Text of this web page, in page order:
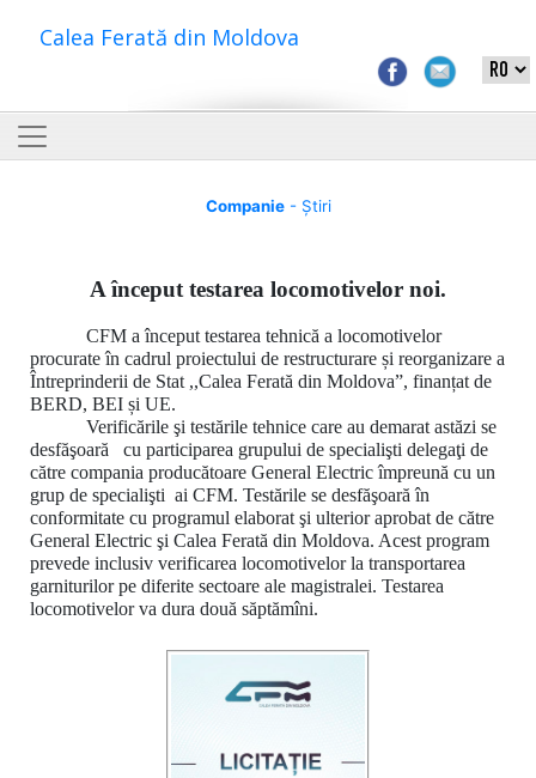
Calea Ferată din Moldova
Companie- Știri
A început testarea locomotivelor noi.
CFM a început testarea tehnică a locomotivelor
procurate în cadrul proiectului de restructurare și reorganizare a
Întreprinderii de Stat ,,Calea Ferată din Moldova”, finanțat de
BERD, BEI și UE.
Verificările şi testările tehnice care au demarat astăzi se
desfăşoară cu participarea grupului de specialişti delegaţi de
către compania producătoare General Electric împreună cu un
grup de specialişti ai CFM. Testările se desfăşoară în
conformitate cu programul elaborat şi ulterior aprobat de către
General Electric şi Calea Ferată din Moldova. Acest program
prevede inclusiv verificarea locomotivelor la transportarea
garniturilor pe diferite sectoare ale magistralei. Testarea
locomotivelor va dura două săptămîni.